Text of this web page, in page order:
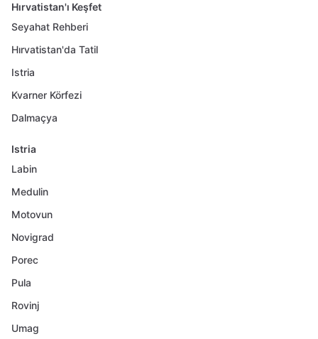
Hırvatistan'ı Keşfet
Seyahat Rehberi
Hırvatistan'da Tatil
Istria
Kvarner Körfezi
Dalmaçya
Istria
Labin
Medulin
Motovun
Novigrad
Porec
Pula
Rovinj
Umag